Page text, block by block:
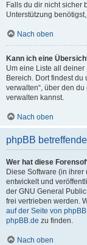
Falls du dir nicht sicher
Unterstützung
Nach oben
Kann ich eine
Um eine Liste all
Bereich. Dort findest du
verwalten“, über den
verwalten kannst.
Nach oben
phpBB
Wer hat diese
Diese Software (in
entwickelt und
der GNU General
frei vertrieben werden.
auf der Seite von
phpBB.de zu finden.
Nach oben